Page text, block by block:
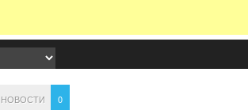
НОВОСТИ 0